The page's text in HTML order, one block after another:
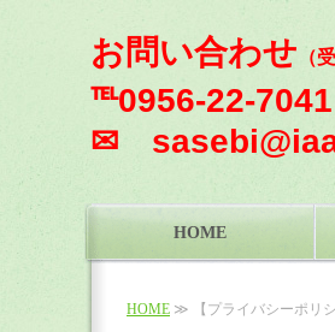
お問い合わせ （
℡0956-22-
✉
HOME
HOME ≫ 【プライバシーポリ